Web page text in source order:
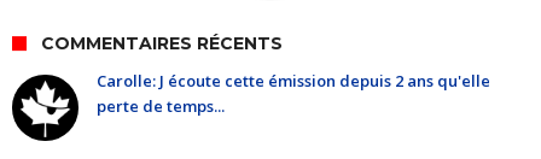
COMMENTAIRES RÉCENTS
Carolle: J écoute cette émission depuis 2 ans qu'elle
perte de temps...